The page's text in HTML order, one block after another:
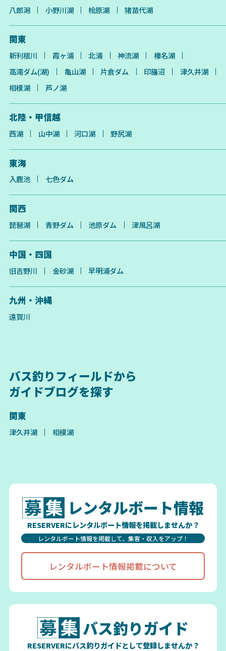
八郎潟 小野川湖 桧原湖 猪苗代湖
関東
新利根川 霞ヶ浦 北浦 神流湖
榛名湖
高滝ダム(湖)
亀山湖 片倉ダム 印旛沼
津久井湖
相模湖
芦ノ湖
北陸・甲信越
西湖 山中湖 河口湖 野尻湖
東海
入鹿池 七色ダム
関西
琵琶湖 青野ダム 池原ダム 津風呂湖
中国・四国
旧吉野川 金砂湖 早明浦ダム
九州・沖縄
遠賀川
バス釣りフィールドから
ガイドブログを探す
関東
津久井湖 相模湖
レンタルボート情報
RESERVERにレンタルボート情報を掲載しませんか？
レンタルボート情報を掲載して、集客・収入をアップ！
レンタルボート情報掲載について
バス釣りガイド
RESERVERにバス釣りガイドとして登録しませんか？